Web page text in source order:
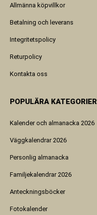
Allmänna köpvillkor
Betalning och leverans
Integritetspolicy
Returpolicy
Kontakta oss
POPULÄRA KATEGORIER
Kalender och almanacka 2026
Väggkalendrar 2026
Personlig almanacka
Familjekalendrar 2026
Anteckningsböcker
Fotokalender